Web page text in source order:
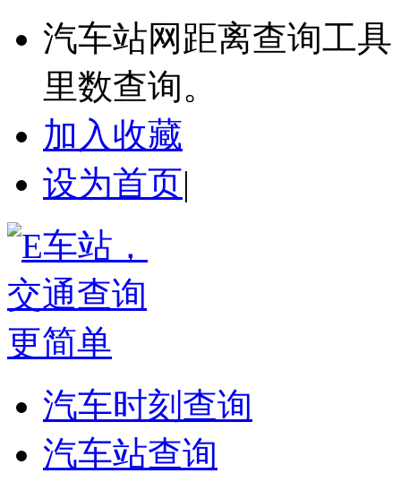
汽车站网距离查询工
里数查询。
加入收藏
设为首页|
汽车时刻查询
汽车站查询